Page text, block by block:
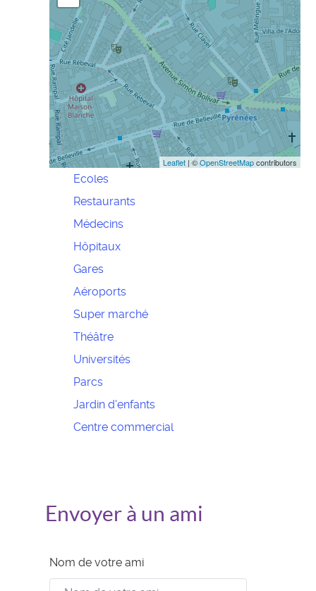
Leaflet | ©OpenStreetMapcontributors
Ecoles
Restaurants
Médecins
Hôpitaux
Gares
Aéroports
Super marché
Théâtre
Universités
Parcs
Jardin d'enfants
Centre commercial
Envoyer à un ami
Nom de votre ami